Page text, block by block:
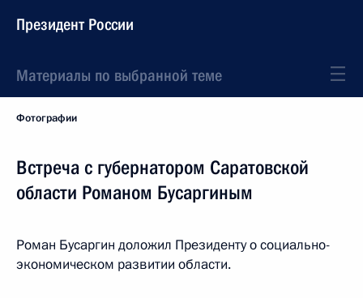
Президент России
Материалы по выбранной теме
Фотографии
Встреча с губернатором Саратовской
области Романом Бусаргиным
Роман Бусаргин доложил Президенту о социально-
экономическом развитии области.